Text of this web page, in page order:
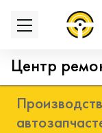
Центр